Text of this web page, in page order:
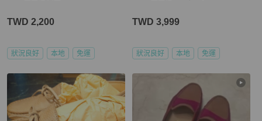
TWD 2,200
狀況良好 本地 免運
TWD 3,999
狀況良好 本地 免運